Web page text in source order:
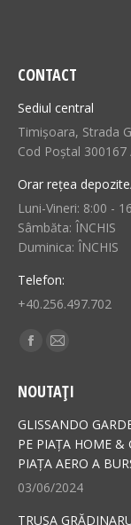
CONTACT
Sediul central
Timișoara, Strada
Cod Poștal 300167
Orar rețea
Luni-Vineri: 8:00 -
Sâmbăta: ÎNCHIS
Duminica: ÎNCHIS
Telefon:
+40.256.497.702
Find us on:
Facebook
opens
in
new
window
Mail
opens
in
new
window
NOUTAȚI
GLISSANDO
PE PIAȚA HOME &
PIAȚA AERO A
03/06/2024
TRUSA